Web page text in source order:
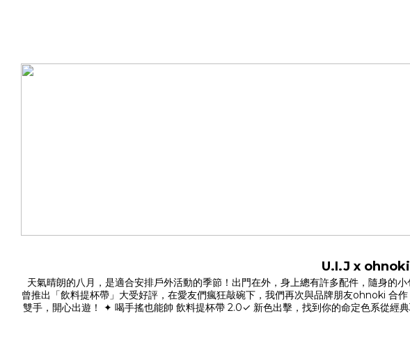
U.I.J x ohnoki
天氣晴朗的八月，是適合安排戶外活動的季節！出門在外，身上總有許多配件，隨身的
曾推出「飲料提杯帶」大受好評，在愛友們瘋狂敲碗下，我們再次與品牌朋友ohnoki
雙手，開心出遊！ ✦ 喝手搖也能帥 飲料提杯帶 2.0✓ 新色出擊，找到你的命定色系從經
的口徑可根據杯型調整大小，不再受限於單一杯型，一手就能提起所需的水分。無論是
大升級採用獨家設計的2.0新版，可以因應不同情境，調整長度與方向，挑戰提繩的最